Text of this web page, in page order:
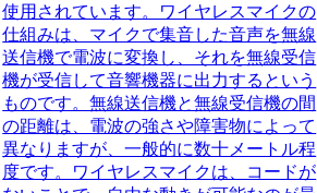
使用されています。ワイヤレスマイクの
仕組みは、マイクで集音した音声を無線
送信機で電波に変換し、それを無線受信
機が受信して音響機器に出力するという
ものです。無線送信機と無線受信機の間
の距離は、電波の強さや障害物によって
異なりますが、一般的に数十メートル程
度です。ワイヤレスマイクは、コードが